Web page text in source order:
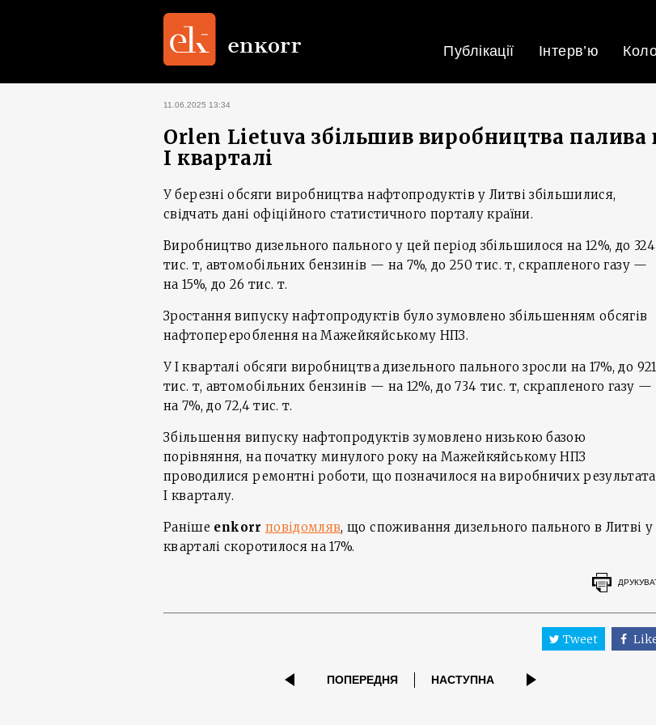
Публікації Інтерв’ю
11.06.2025 13:34
Orlen Lietuva збільшив виробництва палива
I кварталі
У березні обсяги виробництва нафтопродуктів у Литві збільшилися,
свідчать дані офіційного статистичного порталу країни.
Виробництво дизельного пального у цей період збільшилося на 12%, до 324
тис. т, автомобільних бензинів — на 7%, до 250 тис. т, скрапленого газу —
на 15%, до 26 тис. т.
Зростання випуску нафтопродуктів було зумовлено збільшенням обсягів
нафтоперероблення на Мажейкяйському НПЗ.
У I кварталі обсяги виробництва дизельного пального зросли на 17%, до 921
тис. т, автомобільних бензинів — на 12%, до 734 тис. т, скрапленого газу —
на 7%, до 72,4 тис. т.
Збільшення випуску нафтопродуктів зумовлено низькою базою
порівняння, на початку минулого року на Мажейкяйському НПЗ
проводилися ремонтні роботи, що позначилося на виробничих
I кварталу.
Раніше enkorr повідомляв, що споживання дизельного пального в Литві у
кварталі скоротилося на 17%.
Tweet
ПОПЕРЕДНЯ НАСТУПНА